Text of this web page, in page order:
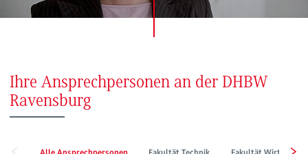
Ihre Ansprechpersonen an der DHBW
Ravensburg